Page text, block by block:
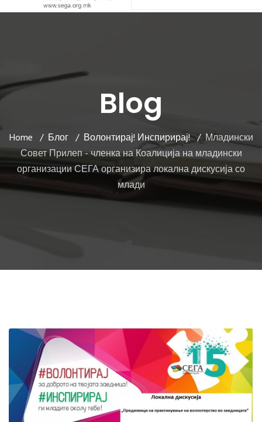
Blog
Home Блог Волонтирај! Инспирирај!
Младински
Совет Прилеп - членка на Коалиција на младински
организации СЕГА организира локална дискусија со
млади